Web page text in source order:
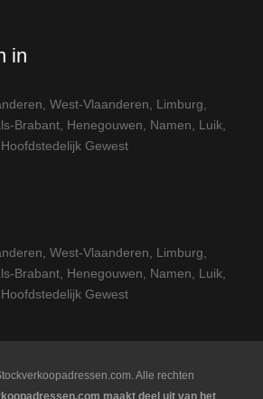
in
West-Vlaanderen Limburg
Brabant Henegouwen Namen Luik
Gewest
West-Vlaanderen Limburg
Brabant Henegouwen Namen Luik
Gewest
Alle rechten
maakt deel uit van het